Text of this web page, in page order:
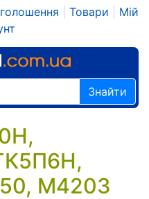
Товари
Мій
Знайти
М4203